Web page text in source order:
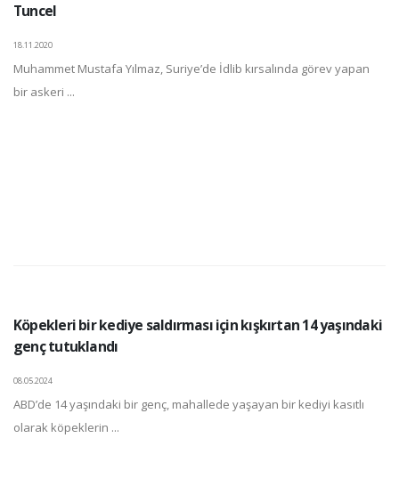
Tuncel
18.11.2020
Muhammet Mustafa Yılmaz, Suriye’de İdlib kırsalında görev yapan
bir askeri ...
Köpekleri bir kediye saldırması için kışkırtan 14 yaşındaki
genç tutuklandı
08.05.2024
ABD’de 14 yaşındaki bir genç, mahallede yaşayan bir kediyi kasıtlı
olarak köpeklerin ...